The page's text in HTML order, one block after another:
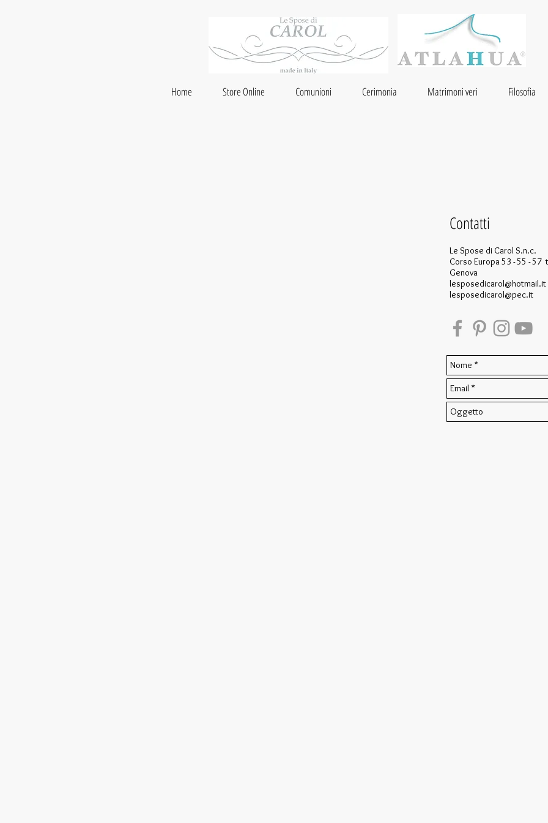
Home Store Online Comunioni Cerimonia Matrimoni veri Filosofia
Contatti
Le Spose di Carol S.n.c.
Corso Europa 53 - 55 -
Genova
lesposedicarol@hotmail.it
lesposedicarol@pec.it